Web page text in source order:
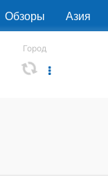
Обзоры Азия
Город